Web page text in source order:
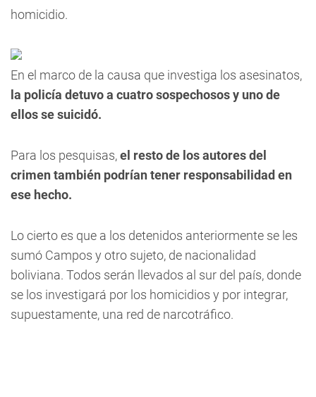
homicidio.
En el marco de la causa que investiga los asesinatos,
la policía detuvo a cuatro sospechosos y uno de
ellos se suicidó.
Para los pesquisas,el resto de los autores del
crimen también podrían tener responsabilidad en
ese hecho.
Lo cierto es que a los detenidos anteriormente se les
sumó Campos y otro sujeto, de nacionalidad
boliviana. Todos serán llevados al sur del país, donde
se los investigará por los homicidios y por integrar,
supuestamente, una red de narcotráfico.